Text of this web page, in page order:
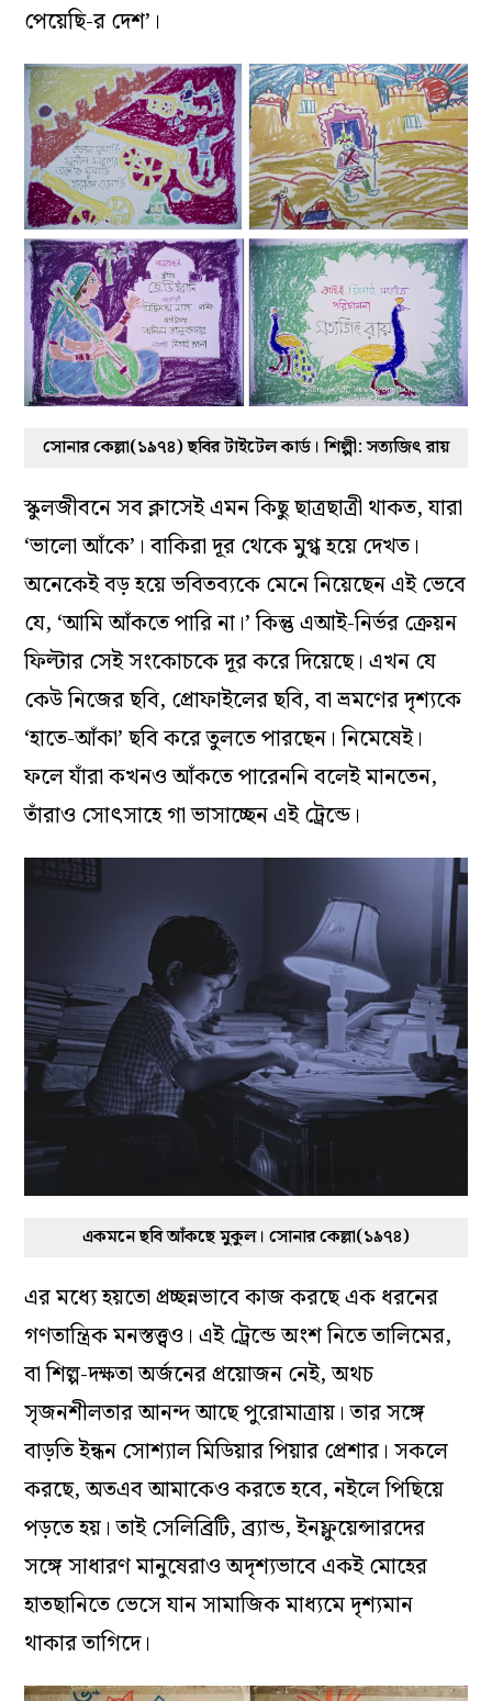
পেয়েছি-র দেশ’।
সোনার কেল্লা(১৯৭৪) ছবির টাইটেল কার্ড। শিল্পী: সত্যজিৎ রায়
স্কুলজীবনে সব ক্লাসেই এমন কিছু ছাত্রছাত্রী থাকত, যারা
‘ভালো আঁকে’। বাকিরা দূর থেকে মুগ্ধ হয়ে দেখত।
অনেকেই বড় হয়ে ভবিতব্যকে মেনে নিয়েছেন এই ভেবে
যে, ‘আমি আঁকতে পারি না।’ কিন্তু এআই-নির্ভর ক্রেয়ন
ফিল্টার সেই সংকোচকে দূর করে দিয়েছে। এখন যে
কেউ নিজের ছবি, প্রোফাইলের ছবি, বা ভ্রমণের দৃশ্যকে
‘হাতে-আঁকা’ ছবি করে তুলতে পারছেন। নিমেষেই।
ফলে যাঁরা কখনও আঁকতে পারেননি বলেই মানতেন,
তাঁরাও সোৎসাহে গা ভাসাচ্ছেন এই ট্রেন্ডে।
একমনে ছবি আঁকছে মুকুল। সোনার কেল্লা(১৯৭৪)
এর মধ্যে হয়তো প্রচ্ছন্নভাবে কাজ করছে এক ধরনের
গণতান্ত্রিক মনস্তত্ত্বও। এই ট্রেন্ডে অংশ নিতে তালিমের,
বা শিল্প-দক্ষতা অর্জনের প্রয়োজন নেই, অথচ
সৃজনশীলতার আনন্দ আছে পুরোমাত্রায়। তার সঙ্গে
বাড়তি ইন্ধন সোশ্যাল মিডিয়ার পিয়ার প্রেশার। সকলে
করছে, অতএব আমাকেও করতে হবে, নইলে পিছিয়ে
পড়তে হয়। তাই সেলিব্রিটি, ব্র্যান্ড, ইনফ্লুয়েন্সারদের
সঙ্গে সাধারণ মানুষেরাও অদৃশ্যভাবে একই মোহের
হাতছানিতে ভেসে যান সামাজিক মাধ্যমে দৃশ্যমান
থাকার তাগিদে।